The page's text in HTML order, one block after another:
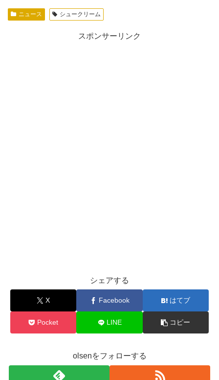
ニュース シュークリーム
スポンサーリンク
シェアする
X Facebook はてブ
Pocket LINE コピー
olsenをフォローする